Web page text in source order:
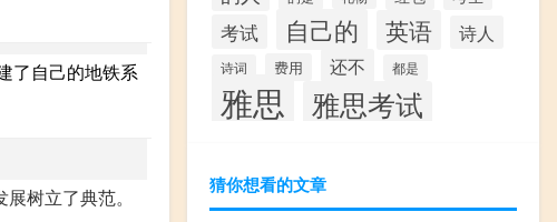
了自己的地铁系
树立了典范。
考试 自己的 英语 诗人
诗词 费用 还不 都是
雅思 雅思考试
猜你想看的文章